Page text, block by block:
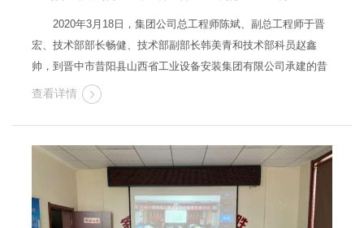
2020年3月18日，集团公司总工程师陈斌、副总工程师于晋
宏、技术部部长畅健、技术部副部长韩美青和技术部科员赵鑫
帅，到晋中市昔阳县山西省工业设备安装集团有限公司承建的昔
阳地下综合管廊项目部进行对标交流学习。 在交流学习中，
PPP项目董事长任总、EPC董事长张总带领其团队成员对太原一
建交流团队表示热烈欢…
查看详情